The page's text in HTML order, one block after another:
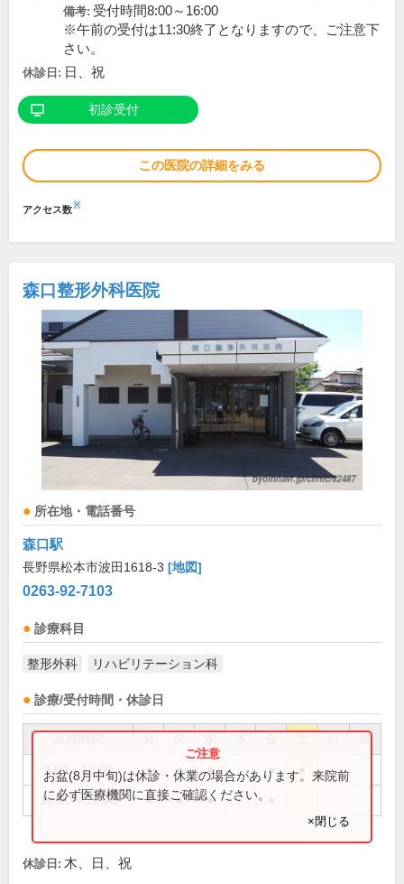
備考: 受付時間8:00～16:00
※午前の受付は11:30終了となりますので、ご注意下
さい。
休診日: 日、祝
初診受付
この医院の詳細をみる
アクセス数※
森口整形外科医院
所在地・電話番号
森口駅
長野県松本市波田1618-3 [地図]
0263-92-7103
診療科目
整形外科 リハビリテーション科
診療/受付時間・休診日
祝
9:00～12:00 ● ● ● ●
15:00～18:00 ● ● ●
お盆(8月中旬)は休診・休業の場合があります。来院前
に必ず医療機関に直接ご確認ください。
×閉じる
休診日: 木、日、祝